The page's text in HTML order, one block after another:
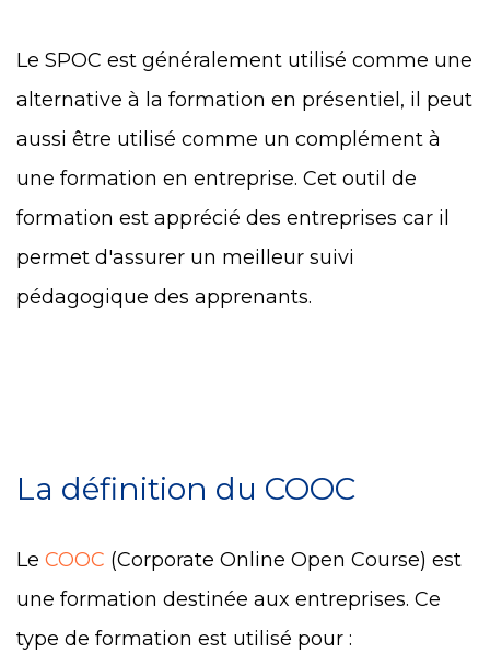
Le SPOC est généralement utilisé comme une
alternative à la formation en présentiel, il peut
aussi être utilisé comme un complément à
une formation en entreprise. Cet outil de
formation est apprécié des entreprises car il
permet d'assurer un meilleur suivi
pédagogique des apprenants.
La définition du COOC
Le COOC (Corporate Online Open Course) est
une formation destinée aux entreprises. Ce
type de formation est utilisé pour :